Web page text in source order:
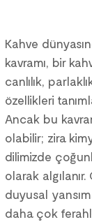
Kahve
kavramı, bir
canlılık,
özellikleri
Ancak bu
olabilir; zira
dilimizde
olarak
duyusal
daha çok